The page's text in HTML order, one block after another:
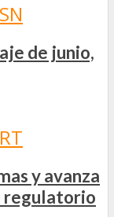
de junio,
y avanza
regulatorio